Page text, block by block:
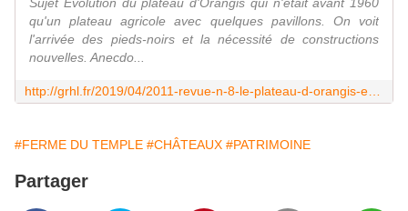
qu'un plateau agricole avec quelques pavillons. On voit
l'arrivée des pieds-noirs et la nécessité de constructions
nouvelles. Anecdo...
#FERME DU TEMPLE #CHÂTEAUX #PATRIMOINE
Partager